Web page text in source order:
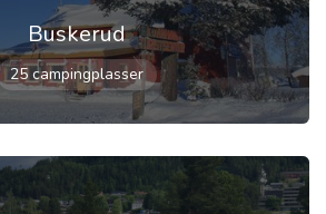
Buskerud
25 campingplasser